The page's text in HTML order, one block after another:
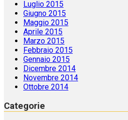
Luglio 2015
Giugno 2015
Maggio 2015
Aprile 2015
Marzo 2015
Febbraio 2015
Gennaio 2015
Dicembre 2014
Novembre 2014
Ottobre 2014
Categorie